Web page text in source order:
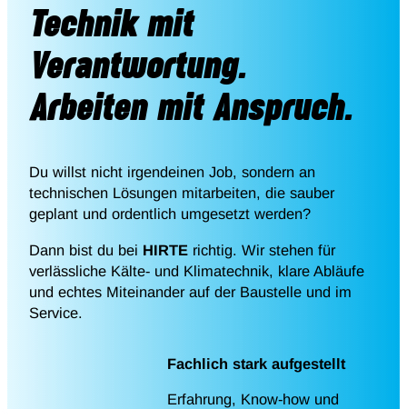
Technik mit
Verantwortung.
Arbeiten mit Anspruch.
Du willst nicht irgendeinen Job, sondern an
technischen Lösungen mitarbeiten, die sauber
geplant und ordentlich umgesetzt werden?
Dann bist du bei HIRTE richtig. Wir stehen für
verlässliche Kälte- und Klimatechnik, klare Abläufe
und echtes Miteinander auf der Baustelle und im
Service.
Fachlich stark aufgestellt
Erfahrung, Know-how und